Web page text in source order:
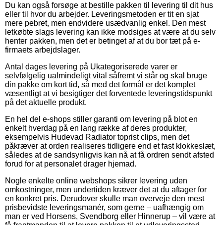
Du kan også forsøge at bestille pakken til levering til dit hus
eller til hvor du arbejder. Leveringsmetoden er tit en sjat
mere pebret, men endvidere usædvanlig enkel. Den mest
letkøbte slags levering kan ikke modsiges at være at du selv
henter pakken, men det er betinget af at du bor tæt på e-
firmaets arbejdslager.
Antal dages levering på Ukategoriserede varer er
selvfølgelig ualmindeligt vital såfremt vi står og skal bruge
din pakke om kort tid, så med det formål er det komplet
væsentligt at vi besigtiger det forventede leveringstidspunkt
på det aktuelle produkt.
En hel del e-shops stiller garanti om levering på blot en
enkelt hverdag på en lang række af deres produkter,
eksempelvis Hudevad Radiator toprist clips, men det
påkræver at orden realiseres tidligere end et fast klokkeslæt,
således at de sandsynligvis kan nå at få ordren sendt afsted
forud for at personalet drager hjemad.
Nogle enkelte online webshops sikrer levering uden
omkostninger, men undertiden kræver det at du aftager for
en konkret pris. Derudover skulle man overveje den mest
prisbevidste leveringsmanér, som gerne – uafhængig om
man er ved Horsens, Svendborg eller Hinnerup – vil være at